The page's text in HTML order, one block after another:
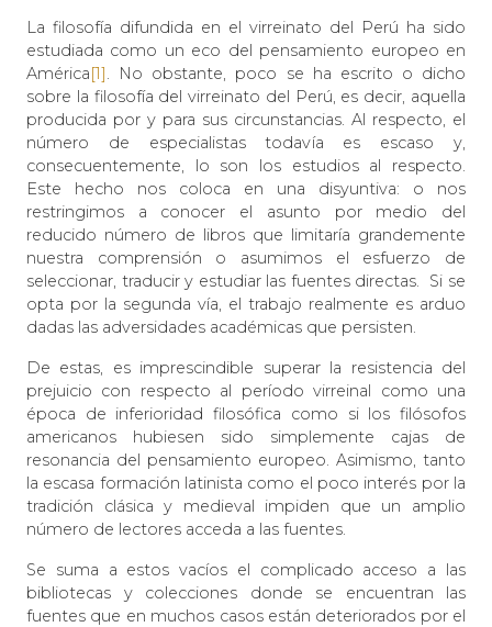
La filosofía difundida en el virreinato del Perú ha sido
estudiada como un eco del pensamiento europeo en
América[1]. No obstante, poco se ha escrito o dicho
sobre la filosofía del virreinato del Perú, es decir, aquella
producida por y para sus circunstancias. Al respecto, el
número de especialistas todavía es escaso y,
consecuentemente, lo son los estudios al respecto.
Este hecho nos coloca en una disyuntiva: o nos
restringimos a conocer el asunto por medio del
reducido número de libros que limitaría grandemente
nuestra comprensión o asumimos el esfuerzo de
seleccionar, traducir y estudiar las fuentes directas. Si se
opta por la segunda vía, el trabajo realmente es arduo
dadas las adversidades académicas que persisten.
De estas, es imprescindible superar la resistencia del
prejuicio con respecto al período virreinal como una
época de inferioridad filosófica como si los filósofos
americanos hubiesen sido simplemente cajas de
resonancia del pensamiento europeo. Asimismo, tanto
la escasa formación latinista como el poco interés por la
tradición clásica y medieval impiden que un amplio
número de lectores acceda a las fuentes.
Se suma a estos vacíos el complicado acceso a las
bibliotecas y colecciones donde se encuentran las
fuentes que en muchos casos están deteriorados por el